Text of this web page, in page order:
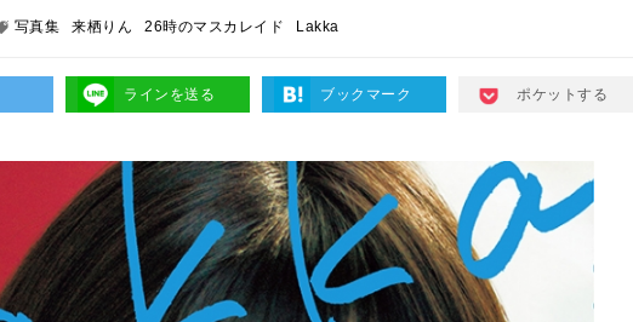
写真集 来栖りん 26時のマスカレイド Lakka
ラインを送る ブックマーク ポケットする